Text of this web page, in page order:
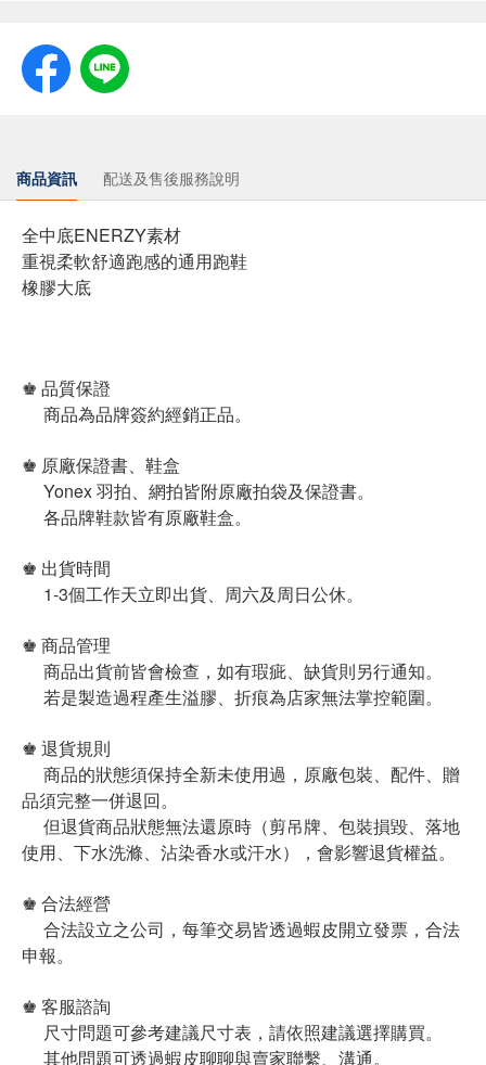
商品資訊 配送及售後服務說明
全中底ENERZY素材
重視柔軟舒適跑感的通用跑鞋
橡膠大底
♚ 品質保證
商品為品牌簽約經銷正品。
♚ 原廠保證書、鞋盒
Yonex 羽拍、網拍皆附原廠拍袋及保證書。
各品牌鞋款皆有原廠鞋盒。
♚ 出貨時間
1-3個工作天立即出貨、周六及周日公休。
♚ 商品管理
商品出貨前皆會檢查，如有瑕疵、缺貨則另行通知。
若是製造過程產生溢膠、折痕為店家無法掌控範圍。
♚ 退貨規則
商品的狀態須保持全新未使用過，原廠包裝、配件、贈
品須完整一併退回。
但退貨商品狀態無法還原時（剪吊牌、包裝損毀、落地
使用、下水洗滌、沾染香水或汗水），會影響退貨權益。
♚ 合法經營
合法設立之公司，每筆交易皆透過蝦皮開立發票，合法
申報。
♚ 客服諮詢
尺寸問題可參考建議尺寸表，請依照建議選擇購買。
其他問題可透過蝦皮聊聊與賣家聯繫、溝通。